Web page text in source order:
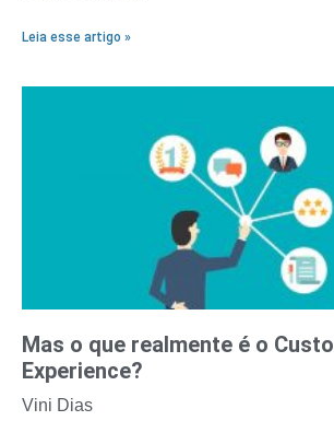
Leia esse artigo »
Mas o que realmente é o
Experience?
Vini Dias